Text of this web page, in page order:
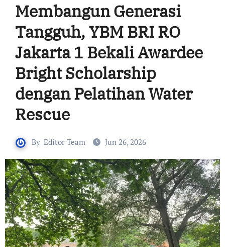
Membangun Generasi
Tangguh, YBM BRI RO
Jakarta 1 Bekali Awardee
Bright Scholarship
dengan Pelatihan Water
Rescue
By Editor Team Jun 26, 2026